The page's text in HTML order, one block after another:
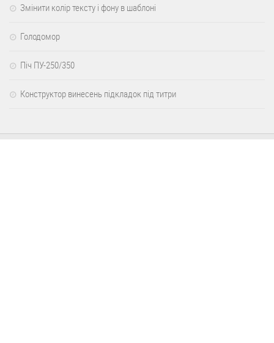
Змінити колір тексту і фону в шаблоні
Голодомор
Піч ПУ-250/350
Конструктор винесень підкладок під титри